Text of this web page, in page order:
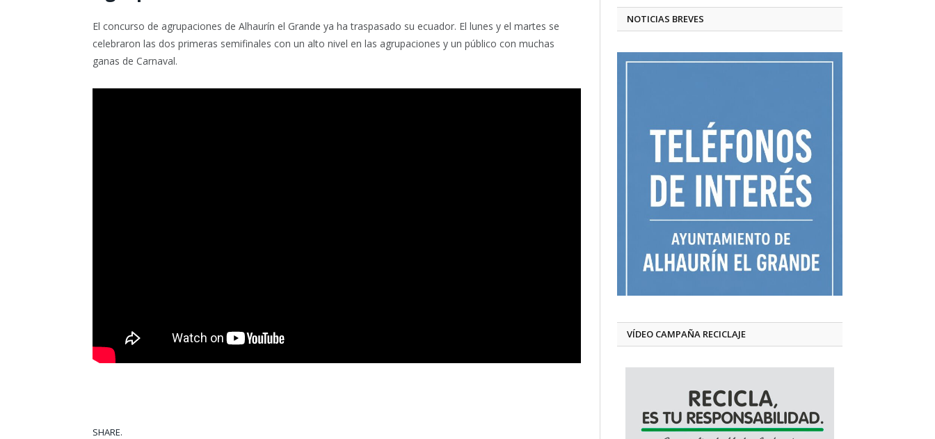
El concurso de agrupaciones de Alhaurín el Grande ya ha traspasado su ecuador. El lunes y el martes se
celebraron las dos primeras semifinales con un alto nivel en las agrupaciones y un público con muchas
ganas de Carnaval.
SHARE.
NOTICIAS BREVES
VÍDEO CAMPAÑA RECICLAJE